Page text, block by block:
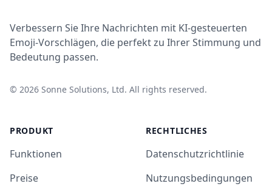
Verbessern Sie Ihre Nachrichten mit KI-gesteuerten
Emoji-Vorschlägen, die perfekt zu Ihrer Stimmung und
Bedeutung passen.
© 2026 Sonne Solutions, Ltd. All rights reserved.
PRODUKT
Funktionen
Preise
RECHTLICHES
Datenschutzrichtlinie
Nutzungsbedingungen